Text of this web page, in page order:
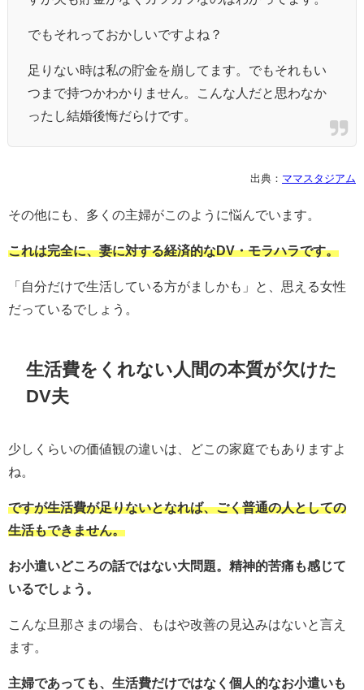
でもそれっておかしいですよね？
足りない時は私の貯金を崩してます。でもそれもい
つまで持つかわかりません。こんな人だと思わなか
ったし結婚後悔だらけです。
出典： ママスタジアム
その他にも、多くの主婦がこのように悩んでいます。
これは完全に、妻に対する経済的なDV・モラハラです。
「自分だけで生活している方がましかも」と、思える女性
だっているでしょう。
生活費をくれない人間の本質が欠けた
DV夫
少しくらいの価値観の違いは、どこの家庭でもありますよ
ね。
ですが生活費が足りないとなれば、ごく普通の人としての
生活もできません。
お小遣いどころの話ではない大問題。精神的苦痛も感じて
いるでしょう。
こんな旦那さまの場合、もはや改善の見込みはないと言え
ます。
主婦であっても、生活費だけではなく個人的なお小遣いも